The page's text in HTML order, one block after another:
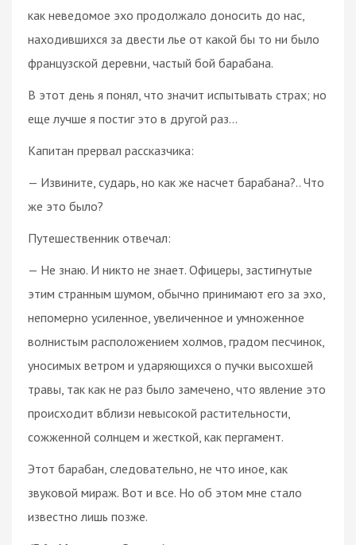
как неведомое эхо продолжало доносить до нас,
находившихся за двести лье от какой бы то ни было
французской деревни, частый бой барабана.
В этот день я понял, что значит испытывать страх; но
еще лучше я постиг это в другой раз…
Капитан прервал рассказчика:
— Извините, сударь, но как же насчет барабана?.. Что
же это было?
Путешественник отвечал:
— Не знаю. И никто не знает. Офицеры, застигнутые
этим странным шумом, обычно принимают его за эхо,
непомерно усиленное, увеличенное и умноженное
волнистым расположением холмов, градом песчинок,
уносимых ветром и ударяющихся о пучки высохшей
травы, так как не раз было замечено, что явление это
происходит вблизи невысокой растительности,
сожженной солнцем и жесткой, как пергамент.
Этот барабан, следовательно, не что иное, как
звуковой мираж. Вот и все. Но об этом мне стало
известно лишь позже.